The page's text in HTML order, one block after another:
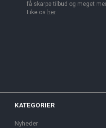
få skarpe tilbud og meget
Like os her.
KATEGORIER
Nyheder